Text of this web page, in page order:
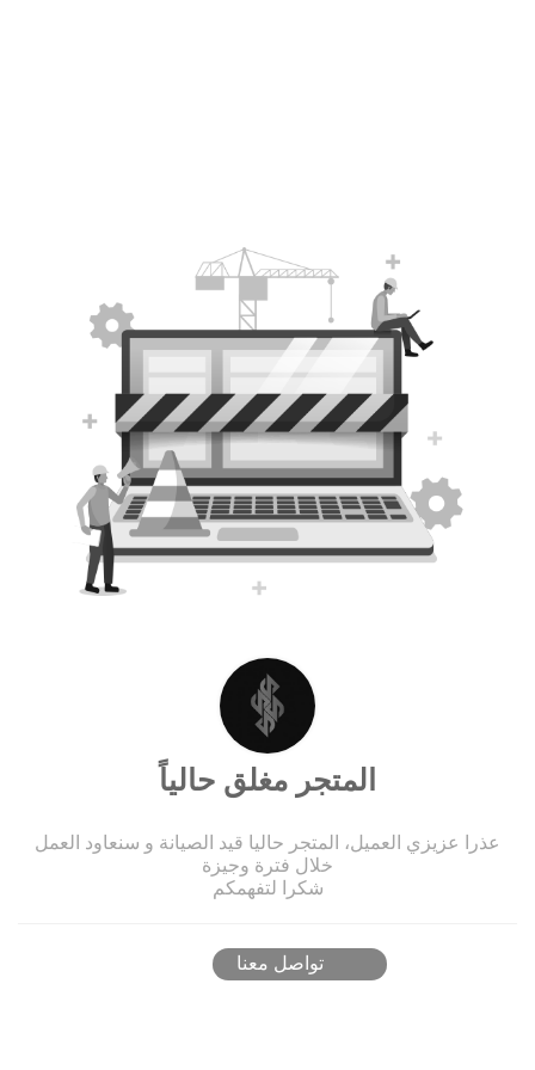
المتجر مغلق حالياً
عذرا عزيزي العميل، المتجر حاليا قيد الصيانة و سنعاود العمل
خلال فترة وجيزة
شكرا لتفهمكم
تواصل معنا